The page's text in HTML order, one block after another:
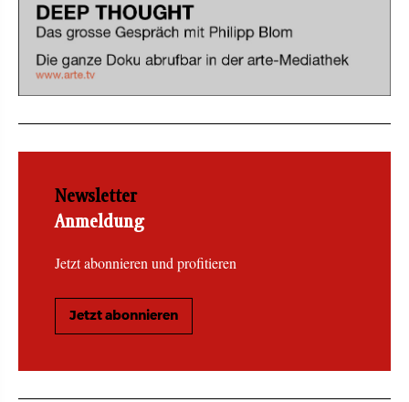
Newsletter
Anmeldung
Jetzt abonnieren und profitieren
Jetzt abonnieren